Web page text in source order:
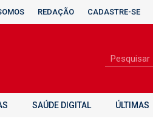
REDAÇÃO CADASTRE-SE
SAÚDE DIGITAL ÚLTIMAS